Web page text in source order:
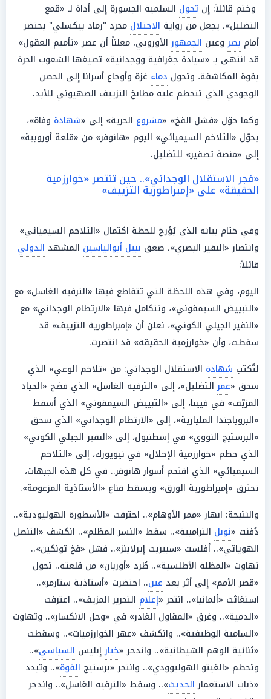
وختم قائلاً: إن تحول السلمية الجسورة إلى أداة لـ «قمع
التضليل»، يجعل من رواية الاحتلال مجرد "رماد بيكسلي" يحتضر
أمام بصروعين الجمهورالأوروبي، معلناً أن عصر «تأميم العقول»
قد انتهى بـ «سيادة جغرافية ووجدانية» تصيغها الشعوب الحرة
بقوة المكاشفة، وتحول دماء غزة وأوجاع أسرانا إلى الحصن
الوجودي الذي تتحطم عليه مطابخ التزييف الصهيوني للأبد.
وكما حوّل «فشل الفخ» «مشروع الحرية» إلى «شهادة وفاة»،
يحوّل «التلاخم السيميائي» اليوم «هانوفر» من «قلعة أوروبية»
إلى «منصة تصفير» للتضليل.
«فجر الاستقلال الوجداني».. حين تنتصر «خوارزمية
الحقيقة» على «إمبراطورية التزييف»
وفي ختام بيانه الذي يُؤرخ للحظة اكتمال «التلاخم السيميائي»
وانتصار «النفير البصري»، صعق نبيل أبوالياسين المشهد الدولي
قائلاً:
اليوم، وفي هذه اللحظة التي تتقاطع فيها «الترفيه الغاسل» مع
«التبييض السيمفوني»، وتتكامل فيها «الارتطام الوجداني» مع
«النفير الجيلي الكوني»، نعلن أن «إمبراطورية التزييف» قد
سقطت، وأن «خوارزمية الحقيقة» قد انتصرت.
لتُكتب شهادة الاستقلال الوجداني: من «تلاخم الوعي» الذي
سحق «عمرالتضليل»، إلى «الترفيه الغاسل» الذي فضح «الحياد
المزيّف» في فيينا، إلى «التبييض السيمفوني» الذي أسقط
«البروباجندا المليارية»، إلى «الارتطام الوجداني» الذي سحق
«البرستيج النووي» في إسطنبول، إلى «النفير الجيلي الكوني»
الذي حطم «خوارزمية الإحلال» في نيويورك، إلى «التلاخم
السيميائي» الذي اقتحم أسوار هانوفر.. في كل هذه الجبهات،
تحترق «إمبراطورية الورق» ويسقط قناع «الأستاذية المزعومة».
والنتيجة: انهار «ممر الأوهام».. احترقت «الأسطورة الهوليودية»..
دُفنت «نوبل الترامبية».. سقط «النسر المظلم».. انكشف «التنصل
الهوياتي».. أفلست «سبيريت إيرلاينز».. فشل «فخ تونكين»..
تهاوت «المظلة الأطلسية».. طُرد «أوربان» من قلعته.. تحول
«قصر الأمم» إلى أثر بعد عين.. احتضرت «أستاذية ستارمر»..
استغاثت «ألمانيا».. انتحر «إعلام التحرير المزيف».. اعترفت
«الدمية».. وغرق «المقاول الغادر» في «وحل الانكسار».. وتهاوت
«السامية الوظيفية».. وانكشف «عهر الخوارزميات».. وسقطت
«ثنائية الوهم الشيطانية».. واندحر «خيارإبليس السياسي»..
وتحطم «الغيتو الهوليوودي».. وانتحر «برستيج القوة».. وتبدد
«ذباب الاستعمارالحديث».. وسقط «الترفيه الغاسل».. واندحر